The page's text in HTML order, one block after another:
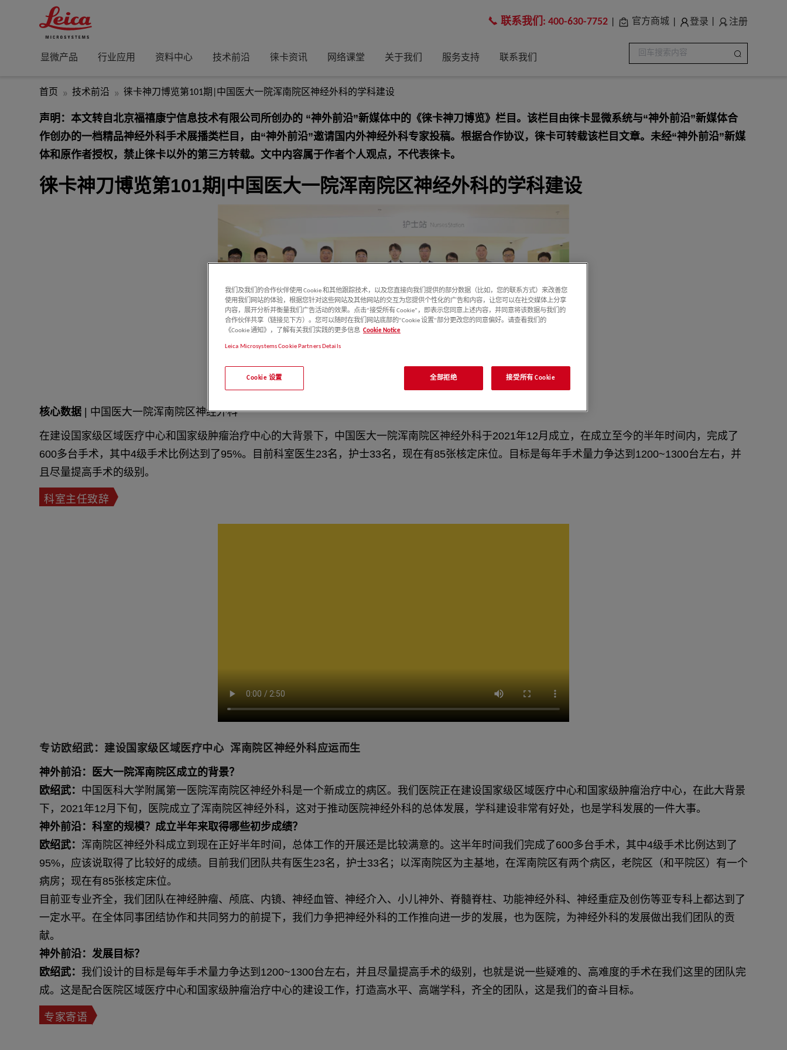
联系我们: 400-630-7752 官方商城 登录 注册
显微产品 行业应用 资料中心 技术前沿 徕卡资讯 网络课堂 关于我们 服务支持 联系我们
首页 技术前沿 徕卡神刀博览第101期|中国医大一院浑南院区神经外科的学科建设
声明：本文转自北京福禧康宁信息技术有限公司所创办的 “神外前沿”新媒体中的《徕卡神刀博览》栏目。该栏目由徕卡显微系统与“神外前沿”新媒体合
作创办的一档精品神经外科手术展播类栏目，由“神外前沿”邀请国内外神经外科专家投稿。根据合作协议，徕卡可转载该栏目文章。未经“神外前沿”新媒
体和原作者授权，禁止徕卡以外的第三方转载。文中内容属于作者个人观点，不代表徕卡。
徕卡神刀博览第101期|中国医大一院浑南院区神经外科的学科建设
核心数据 | 中国医大一院浑南院区神经外科
在建设国家级区域医疗中心和国家级肿瘤治疗中心的大背景下，中国医大一院浑南院区神经外科于2021年12月成立，在成立至今的半年时间内，完成了
600多台手术，其中4级手术比例达到了95%。目前科室医生23名，护士33名，现在有85张核定床位。目标是每年手术量力争达到1200~1300台左右，并
且尽量提高手术的级别。
科室主任致辞
专访欧绍武：建设国家级区域医疗中心 浑南院区神经外科应运而生
神外前沿：医大一院浑南院区成立的背景？
欧绍武： 中国医科大学附属第一医院浑南院区神经外科是一个新成立的病区。我们医院正在建设国家级区域医疗中心和国家级肿瘤治疗中心，在此大背景
下，2021年12月下旬，医院成立了浑南院区神经外科，这对于推动医院神经外科的总体发展，学科建设非常有好处，也是学科发展的一件大事。
神外前沿：科室的规模？成立半年来取得哪些初步成绩？
欧绍武： 浑南院区神经外科成立到现在正好半年时间，总体工作的开展还是比较满意的。这半年时间我们完成了600多台手术，其中4级手术比例达到了
95%，应该说取得了比较好的成绩。目前我们团队共有医生23名，护士33名；以浑南院区为主基地，在浑南院区有两个病区，老院区（和平院区）有一个
病房；现在有85张核定床位。
目前亚专业齐全，我们团队在神经肿瘤、颅底、内镜、神经血管、神经介入、小儿神外、脊髓脊柱、功能神经外科、神经重症及创伤等亚专科上都达到了
一定水平。在全体同事团结协作和共同努力的前提下，我们力争把神经外科的工作推向进一步的发展，也为医院，为神经外科的发展做出我们团队的贡
献。
神外前沿：发展目标？
欧绍武： 我们设计的目标是每年手术量力争达到1200~1300台左右，并且尽量提高手术的级别，也就是说一些疑难的、高难度的手术在我们这里的团队完
成。这是配合医院区域医疗中心和国家级肿瘤治疗中心的建设工作，打造高水平、高端学科，齐全的团队，这是我们的奋斗目标。
专家寄语
我们及我们的合作伙伴使用 Cookie 和其他跟踪技术，以及您直接向我们提供的部分数据（比如，您的联系方式）来改善您
使用我们网站的体验，根据您针对这些网站及其他网站的交互为您提供个性化的广告和内容，让您可以在社交媒体上分享
内容，展开分析并衡量我们广告活动的效果。点击“接受所有 Cookie”，即表示您同意上述内容，并同意将该数据与我们的
合作伙伴共享（链接见下方）。您可以随时在我们网站底部的“Cookie 设置”部分更改您的同意偏好。请查看我们的
《Cookie 通知》，了解有关我们实践的更多信息 Cookie Notice
Leica Microsystems Cookie Partners Details
Cookie 设置 全部拒绝 接受所有 Cookie